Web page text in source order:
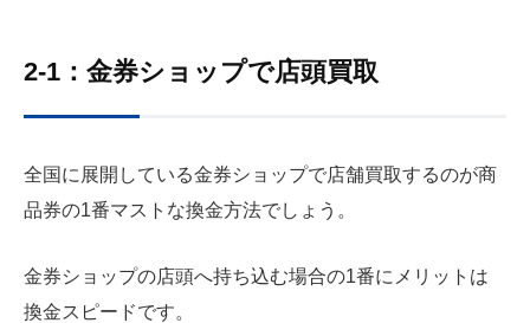
2-1：金券ショップで店頭買取
全国に展開している金券ショップで店舗買取するのが商
品券の1番マストな換金方法でしょう。
金券ショップの店頭へ持ち込む場合の1番にメリットは
換金スピードです。